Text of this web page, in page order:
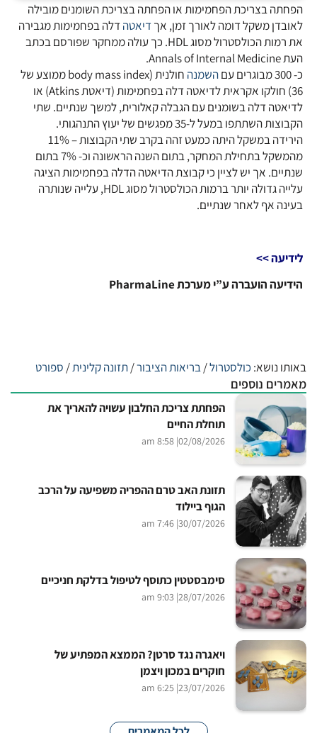
הפחתה בצריכת הפחמימות או הפחתה בצריכת השומנים מובילה
לאובדן משקל דומה לאורך זמן, אךדיאטה דלה בפחמימות מגבירה
את רמות הכולסטרול מסוג HDL. כך עולה ממחקר שפורסם בכתב
העת Annals of Internal Medicine.
כ- 300 מבוגרים עם
השמנה
חולנית (body mass index ממוצע של
36) חולקו אקראית לדיאטה דלה בפחמימות (דיאטת Atkins) או
לדיאטה דלה בשומנים עם הגבלה קאלורית, למשך שנתיים. שתי
הקבוצות השתתפו במעל ל-35 מפגשים של יעוץ התנהגותי.
הירידה במשקל היתה כמעט זהה בקרב שתי הקבוצות – 11%
מהמשקל בתחילת המחקר, בתום השנה הראשונה וכ- 7% בתום
שנתיים. אך יש לציין כי קבוצת הדיאטה הדלה בפחמימות הציגה
עלייה גדולה יותר ברמות הכולסטרול מסוג HDL, עלייה שנותרה
בעינה אף לאחר שנתיים.
לידיעה >>
הידיעה הועברה ע”י מערכת PharmaLine
באותו נושא: כולסטרול/בריאות הציבור/תזונה קלינית/ ספורט
מאמרים נוספים
הפחתת צריכת החלבון עשויה להאריך את
תוחלת החיים
02/08/2026
| 8:58 am
תזונת האב טרם ההפריה משפיעה על הרכב
הגוף ביילוד
30/07/2026
| 7:46 am
סימבסטטין כתוסף לטיפול בדלקת חניכיים
28/07/2026
| 9:03 am
ויאגרה נגד סרטן? הממצא המפתיע של
חוקרים במכון ויצמן
23/07/2026
| 6:25 am